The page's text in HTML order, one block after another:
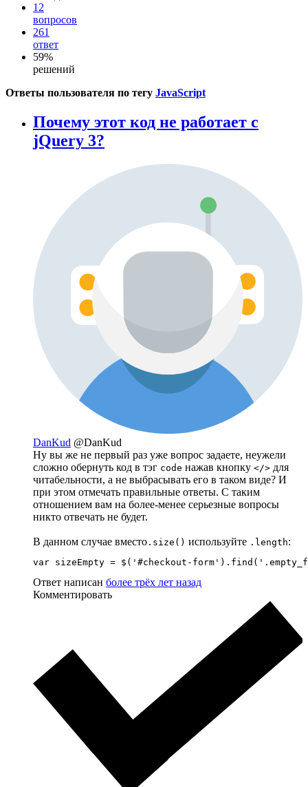
12
вопросов
261
ответ
59%
решений
Ответы пользователя по тегу JavaScript
Почему этот код не работает с
jQuery 3?
DanKud @DanKud
Ну вы же не первый раз уже вопрос задаете, неужели
сложно обернуть код в тэг code нажав кнопку </> для
читабельности, а не выбрасывать его в таком виде? И
при этом отмечать правильные ответы. С таким
отношением вам на более-менее серьезные вопросы
никто отвечать не будет.
В данном случае вместо .size() используйте .length:
var sizeEmpty = $('#checkout-
Ответ написан более трёх лет назад
Комментировать